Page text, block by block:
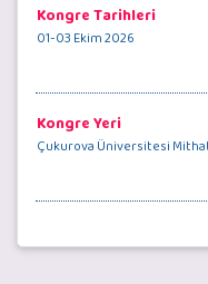
Çukurova Üniversitesi
3 Ağustos 2026